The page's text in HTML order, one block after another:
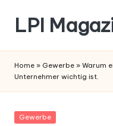
content
LPI
Home » Gewerbe » Warum
Unternehmer wichtig ist.
Posted
Gewerbe